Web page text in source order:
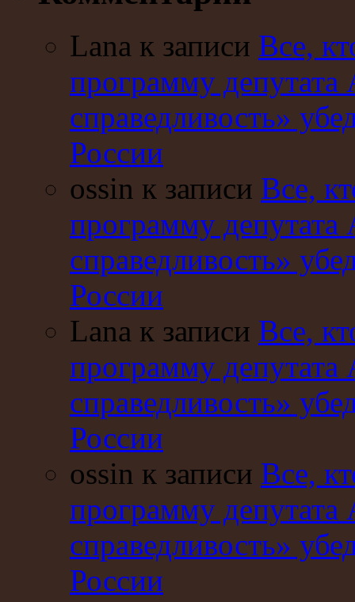
Lana к записи Все,
программу
справедливость»
России
ossin к записи Все,
программу
справедливость»
России
Lana к записи Все,
программу
справедливость»
России
ossin к записи Все,
программу
справедливость»
России